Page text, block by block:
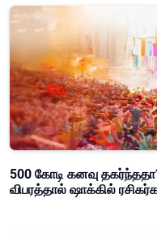
500 கோடி கனவு
விபரத்தால் ஷாக்கில்